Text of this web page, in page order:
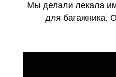
Мы делали лекала
для багажника.